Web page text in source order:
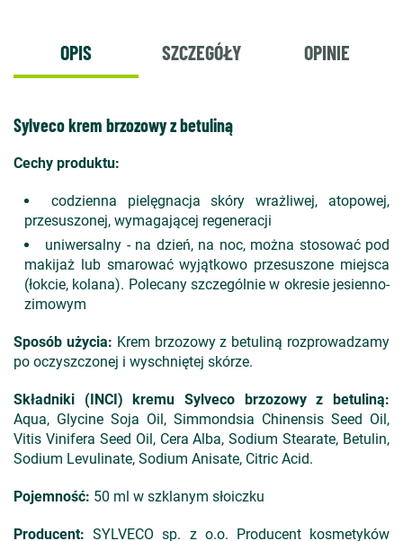
OPIS SZCZEGÓŁY OPINIE
Sylveco krem brzozowy z betuliną
Cechy produktu:
codzienna pielęgnacja skóry wrażliwej, atopowej,
przesuszonej, wymagającej regeneracji
uniwersalny - na dzień, na noc, można stosować pod
makijaż lub smarować wyjątkowo przesuszone miejsca
(łokcie, kolana). Polecany szczególnie w okresie jesienno-
zimowym
Sposób użycia: Krem brzozowy z betuliną rozprowadzamy
po oczyszczonej i wyschniętej skórze.
Składniki (INCI) kremu Sylveco brzozowy z betuliną:
Aqua, Glycine Soja Oil, Simmondsia Chinensis Seed Oil,
Vitis Vinifera Seed Oil, Cera Alba, Sodium Stearate, Betulin,
Sodium Levulinate, Sodium Anisate, Citric Acid.
Pojemność: 50 ml w szklanym słoiczku
Producent: SYLVECO sp. z o.o. Producent kosmetyków